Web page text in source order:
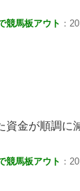
競馬板アウト ：
資金が順調に
競馬板アウト ：